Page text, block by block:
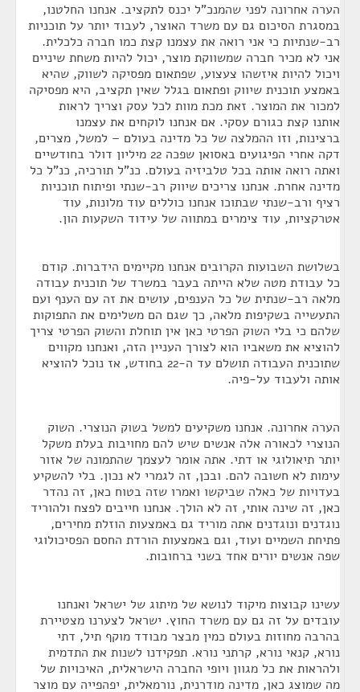
הערה אחרונה לפני שהמנכ"ל יכנס לתקציב. אנחנו החלטנו,
במסגרת הסיכום גם עם משרד האוצר, לעבוד יותר על תוכניות
רב-שנתיות כי אני רואה את עצמנו קצת כמו חברה כלכלית.
אני לא מכיר חברה שמשווקת מוצר, יכול להיות משחת שיניים
ויכול להיות איזשהו צעצוע, שפתאום מפסיקה לשווק, שהיא
באמצע תוכנית שיווק ופתאום בגלל שאין תקציב, היא מפסיקה
למכור את המוצר. זאת מכת מוות לכל עסק וצריך לראות
אותנו קצת כגורם עסקי. אם אנחנו לוקחים את עצמנו
ברצינות, וזו ההמלצה של כל מדינה בעולם – למשל, מצרים,
דקה אחרי הפיגועים באסואן שפכה 22 מיליון דולר בחודשיים
ואתה רואה אותה בכל טלביזיה בעולם. כנ"ל תורכיה, כנ"ל כל
מדינה אחרת. אנחנו צריכים שיווק רב-שנתי ופיתוח תוכניות
רציף ורב-שנתי שבתוכו אנחנו כוללים עוד מלונות, עוד
אטרקציות, עוד צימרים במתווה של עידוד השקעות הון.
בשלושת השבועות הקרובים אנחנו מקיימים הידברות. קודם
כל עבודת מטה שלא הייתה בעבר במשרד של תוכנית עבודה
מלאה רב-שנתית של כל הענפים, עושים את זה עם הענף ועם
התעשייה בשקיפות מלאה, כך שגם הם משלימים את התפוקות
שלהם כי בלי השוק הפרטי כאן אין תוחלת והשוק הפרטי צריך
להוציא את משאביו הוא לצורך העניין הזה, ואנחנו מקווים
שתוכנית העבודה תושלם עד ה-22 בחודש, אז נוכל להוציא
אותה ולעבוד על-פיה.
הערה אחרונה. אנחנו משקיעים למשל בשוק הנוצרי. השוק
הנוצרי לכאורה אלה אנשים שיש להם מחויבות בעלת משקל
יותר תיאולוגי או דתי. אתה אומר לעצמך שהתמונה של אזור
עימות לא חשובה להם. ובכן, זה לגמרי לא נכון. בלי להשקיע
בעדויות של כאלה שביקשו ואמרו שזה בטוח כאן, זה נהדר
כאן, זה שינה אותי, זה לא הולך. אנחנו חייבים לפצח ולהוריד
נוגדנים ונוגדנים אתה מוריד גם באמצעות הוזלת מחירים,
פתיחת השמיים ועוד, וגם באמצעות הורדת החסם הפסיכולוגי
שפה אנשים יורים אחד בשני ברחובות.
עשינו קבוצות מיקוד לנושא של מיתוג של ישראל ואנחנו
עובדים על זה גם עם משרד החוץ. ישראל לצערנו מצטיירת
בהרבה מחוזות בעולם כמין מבצר מבודד מוקף תיל, דתי
נורא, קנאי נורא, קרתני נורא. תפקידנו לשנות את התדמית
ולהראות את כל מגוון ויופי החברה הישראלית, האיכויות של
מה שמוצג כאן, מדינה מודרנית, נורמאלית, יפהפייה עם מוצר